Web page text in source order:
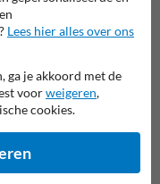
Lees hier alles over ons
ga je akkoord met de
voorweigeren,
cookies.